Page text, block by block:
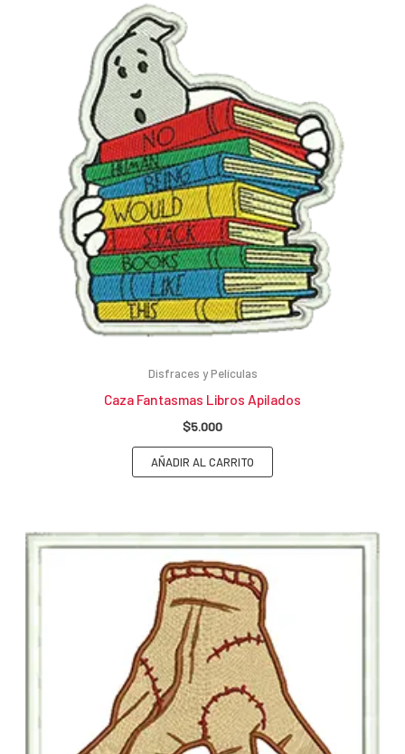
Disfraces y Películas
Caza Fantasmas Libros Apilados
$5.000
AÑADIR AL CARRITO